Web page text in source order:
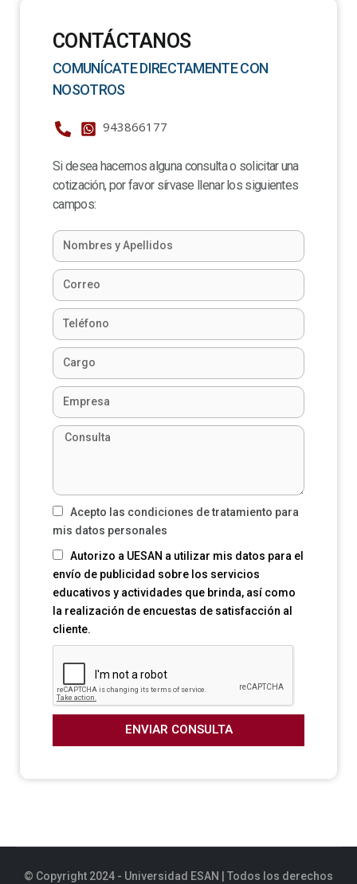
CONTÁCTANOS
COMUNÍCATE DIRECTAMENTE CON
NOSOTROS
943866177
Si desea hacernos alguna consulta o solicitar una
cotización, por favor sírvase llenar los siguientes
campos:
Acepto las condiciones de tratamiento para
mis datos personales
Autorizo a UESAN a utilizar mis datos para el
envío de publicidad sobre los servicios
educativos y actividades que brinda, así como
la realización de encuestas de satisfacción al
cliente.
ENVIAR CONSULTA
© Copyright 2024 - Universidad ESAN | Todos los derechos